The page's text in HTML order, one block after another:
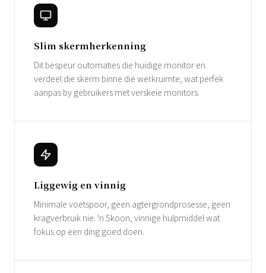
Slim skermherkenning
Dit bespeur outomaties die huidige monitor en
verdeel die skerm binne die werkruimte, wat perfek
aanpas by gebruikers met verskeie monitors.
Liggewig en vinnig
Minimale voetspoor, geen agtergrondprosesse, geen
kragverbruik nie. 'n Skoon, vinnige hulpmiddel wat
fokus op een ding goed doen.